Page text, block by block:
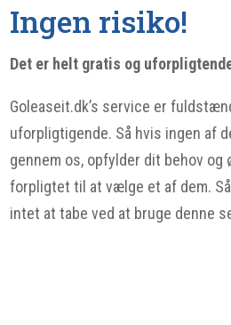
Ingen risiko!
Det er helt gratis og
Goleaseit.dk’s service er
uforpligtigende. Så hvis ingen af
gennem os, opfylder dit behov og
forpligtet til at vælge et af dem.
intet at tabe ved at bruge denne